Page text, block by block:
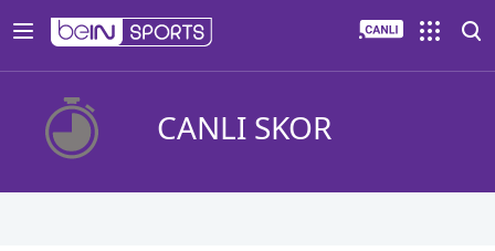
CANLI SKOR